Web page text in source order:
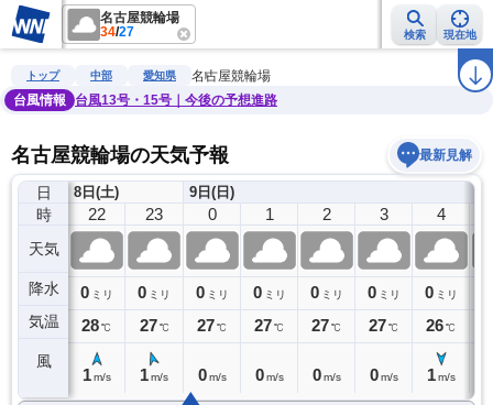
名古屋競輪場
34/27 検索 現在地
雨雲レーダー 台風情報 地震情報 ラ
トップ 中部 愛知県
名古屋競輪場
台風情報
台風13号・15号｜今後の予想進路
名古屋競輪場の天気予報 最新見解
日
時
天気
降水
気温
風
8日(土)
21
0ミリ
28℃
22
0 ミリ
28℃
1 m/s
23
0 ミリ
27 ℃
1m/s
9日(日)
0
0 ミリ
27℃
0 m/s
1
0 ミリ
27℃
0 m/s
2
0 ミリ
27℃
0 m/s
3
0 ミリ
27℃
0 m/s
4
0 ミリ
26℃
1 m/s